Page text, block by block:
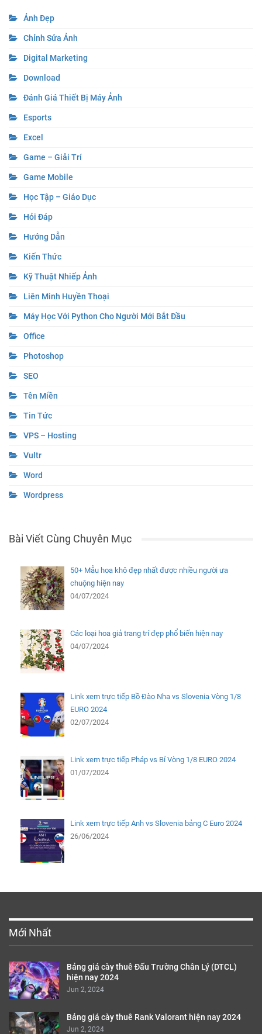
Ảnh Đẹp
Chỉnh Sửa Ảnh
Digital Marketing
Download
Đánh Giá Thiết Bị Máy Ảnh
Esports
Excel
Game – Giải Trí
Game Mobile
Học Tập – Giáo Dục
Hỏi Đáp
Hướng Dẫn
Kiến Thức
Kỹ Thuật Nhiếp Ảnh
Liên Minh Huyền Thoại
Máy Học Với Python Cho Người Mới Bắt Đầu
Office
Photoshop
SEO
Tên Miền
Tin Tức
VPS – Hosting
Vultr
Word
Wordpress
Bài Viết Cùng Chuyên Mục
50+ Mẫu hoa khô đẹp nhất được nhiều người ưa
chuộng hiện nay
04/07/2024
Các loại hoa giả trang trí đẹp phổ biến hiện nay
04/07/2024
Link xem trực tiếp Bồ Đào Nha vs Slovenia Vòng 1/8
EURO 2024
02/07/2024
Link xem trực tiếp Pháp vs Bỉ Vòng 1/8 EURO 2024
01/07/2024
Link xem trực tiếp Anh vs Slovenia bảng C Euro 2024
26/06/2024
Mới Nhất
Bảng giá cày thuê Đấu Trường Chân Lý (DTCL)
hiện nay 2024
Jun 2, 2024
Bảng giá cày thuê Rank Valorant hiện nay 2024
Jun 2, 2024